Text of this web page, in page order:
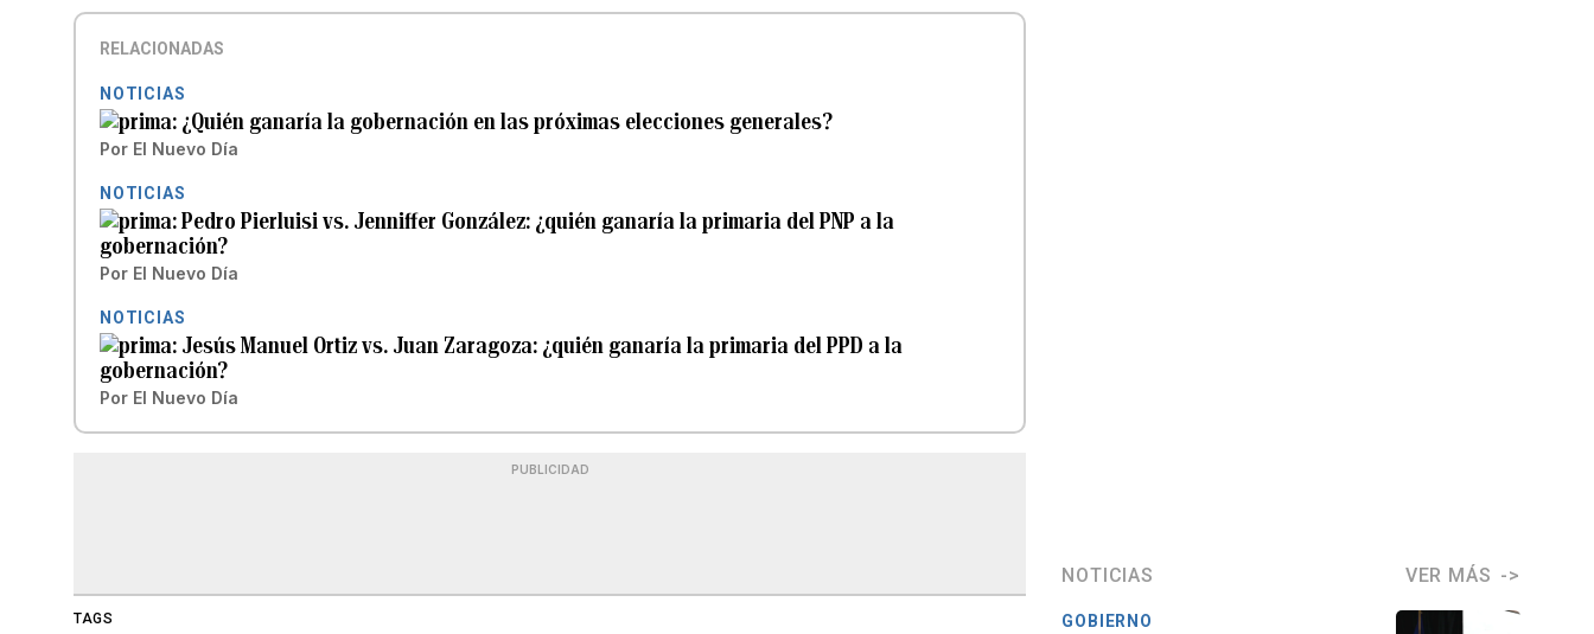
RELACIONADAS
NOTICIAS
¿Quién ganaría la gobernación en las próximas elecciones generales?
Por El Nuevo Día
NOTICIAS
Pedro Pierluisi vs. Jenniffer González: ¿quién ganaría la primaria del PNP a la
gobernación?
Por El Nuevo Día
NOTICIAS
Jesús Manuel Ortiz vs. Juan Zaragoza: ¿quién ganaría la primaria del PPD a la
gobernación?
Por El Nuevo Día
PUBLICIDAD
TAGS
NOTICIAS VER MÁS
GOBIERNO